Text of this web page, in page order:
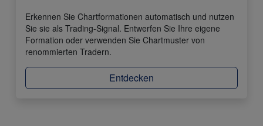
Erkennen Sie Chartformationen automatisch und nutzen
Sie sie als Trading-Signal. Entwerfen Sie Ihre eigene
Formation oder verwenden Sie Chartmuster von
renommierten Tradern.
Entdecken